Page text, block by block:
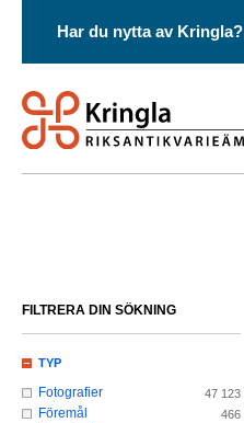
Har du nytta av Kringla?
FILTRERA DIN SÖKNING
TYP
Fotografier 47 123
Föremål 466